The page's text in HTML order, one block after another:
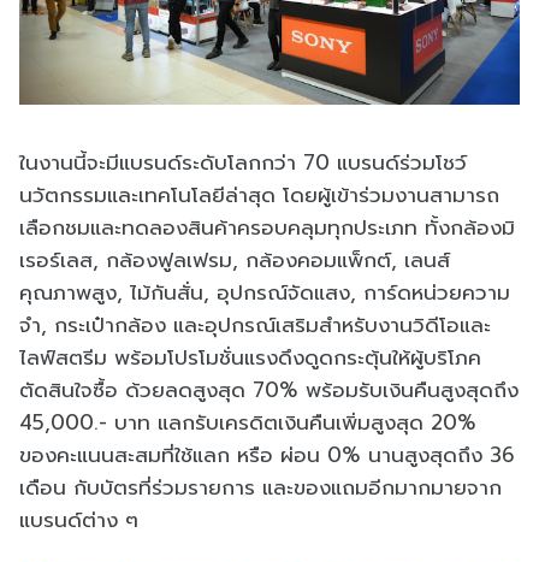
ในงานนี้จะมีแบรนด์ระดับโลกกว่า 70 แบรนด์ร่วมโชว์
นวัตกรรมและเทคโนโลยีล่าสุด โดยผู้เข้าร่วมงานสามารถ
เลือกชมและทดลองสินค้าครอบคลุมทุกประเภท ทั้งกล้องมิ
เรอร์เลส, กล้องฟูลเฟรม, กล้องคอมแพ็กต์, เลนส์
คุณภาพสูง, ไม้กันสั่น, อุปกรณ์จัดแสง, การ์ดหน่วยความ
จำ, กระเป๋ากล้อง และอุปกรณ์เสริมสำหรับงานวิดีโอและ
ไลฟ์สตรีม พร้อมโปรโมชั่นแรงดึงดูดกระตุ้นให้ผู้บริโภค
ตัดสินใจซื้อ ด้วยลดสูงสุด 70% พร้อมรับเงินคืนสูงสุดถึง
45,000.- บาท แลกรับเครดิตเงินคืนเพิ่มสูงสุด 20%
ของคะแนนสะสมที่ใช้แลก หรือ ผ่อน 0% นานสูงสุดถึง 36
เดือน กับบัตรที่ร่วมรายการ และของแถมอีกมากมายจาก
แบรนด์ต่าง ๆ